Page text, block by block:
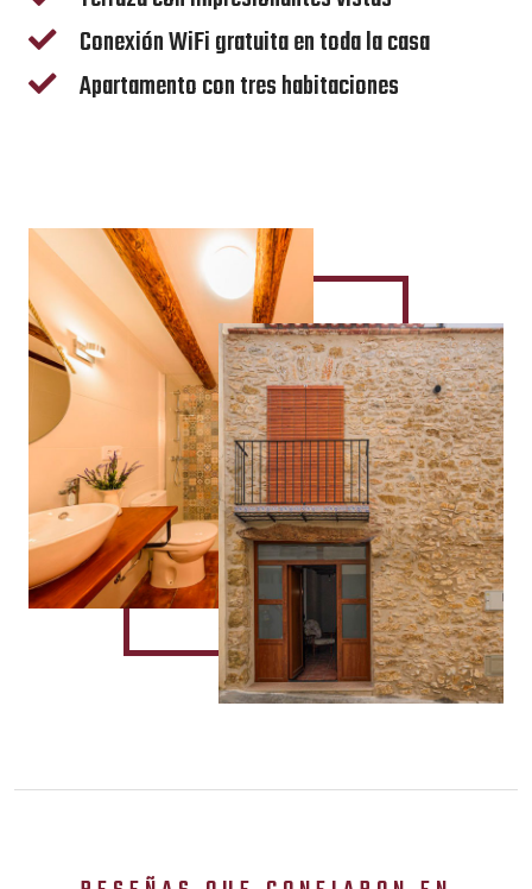
Conexión WiFi gratuita en toda la casa
Apartamento con tres habitaciones